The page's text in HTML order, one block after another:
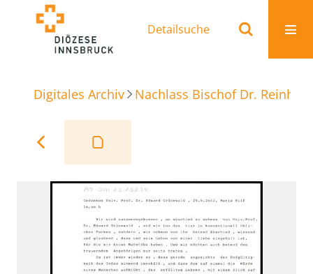
Detailsuche
Digitales Archiv Nachlass Bischof Dr.